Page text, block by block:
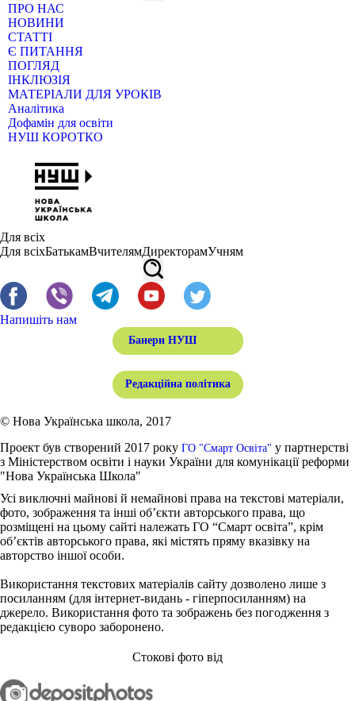
ПРО НАС
НОВИНИ
СТАТТІ
Є ПИТАННЯ
ПОГЛЯД
ІНКЛЮЗІЯ
МАТЕРІАЛИ ДЛЯ УРОКІВ
Аналітика
Дофамін для освіти
НУШ КОРОТКО
Для всіх
Для всіхБатькамВчителямДиректорамУчням
Напишіть нам
Банери НУШ
Редакційна політика
© Нова Українська школа, 2017
Проект був створений 2017 року ГО "Смарт Освіта" у партнерстві
з Міністерством освіти і науки України для комунікації реформи
"Нова Українська Школа"
Усі виключні майнові й немайнові права на текстові матеріали,
фото, зображення та інші об’єкти авторського права, що
розміщені на цьому сайті належать ГО “Смарт освіта”, крім
об’єктів авторського права, які містять пряму вказівку на
авторство іншої особи.
Використання текстових матеріалів сайту дозволено лише з
посиланням (для інтернет-видань - гіперпосиланням) на
джерело. Використання фото та зображень без погодження з
редакцією суворо заборонено.
Стокові фото від